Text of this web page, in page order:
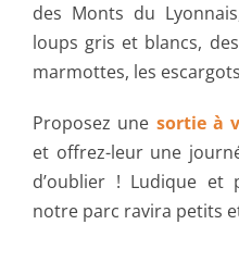
des Monts du
loups gris et blancs,
marmottes, les
Proposez une sortie à
et offrez-leur une
d’oublier ! Ludique et
notre parc ravira petits